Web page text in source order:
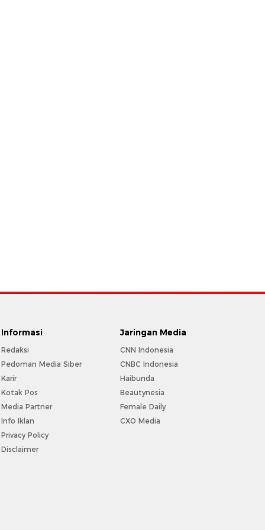
Informasi
Redaksi
Pedoman Media Siber
Karir
Kotak Pos
Media Partner
Info Iklan
Privacy Policy
Disclaimer
Jaringan Media
CNN Indonesia
CNBC Indonesia
Haibunda
Beautynesia
Female Daily
CXO Media